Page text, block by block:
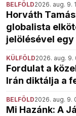
BELFÖLD2026. aug. 9.
Horváth
globalista
jelölésével
KÜLFÖLD2026. aug. 9.
Fordulat a
Irán diktálja a
BELFÖLD2026. aug. 9.
Mi Hazánk: A